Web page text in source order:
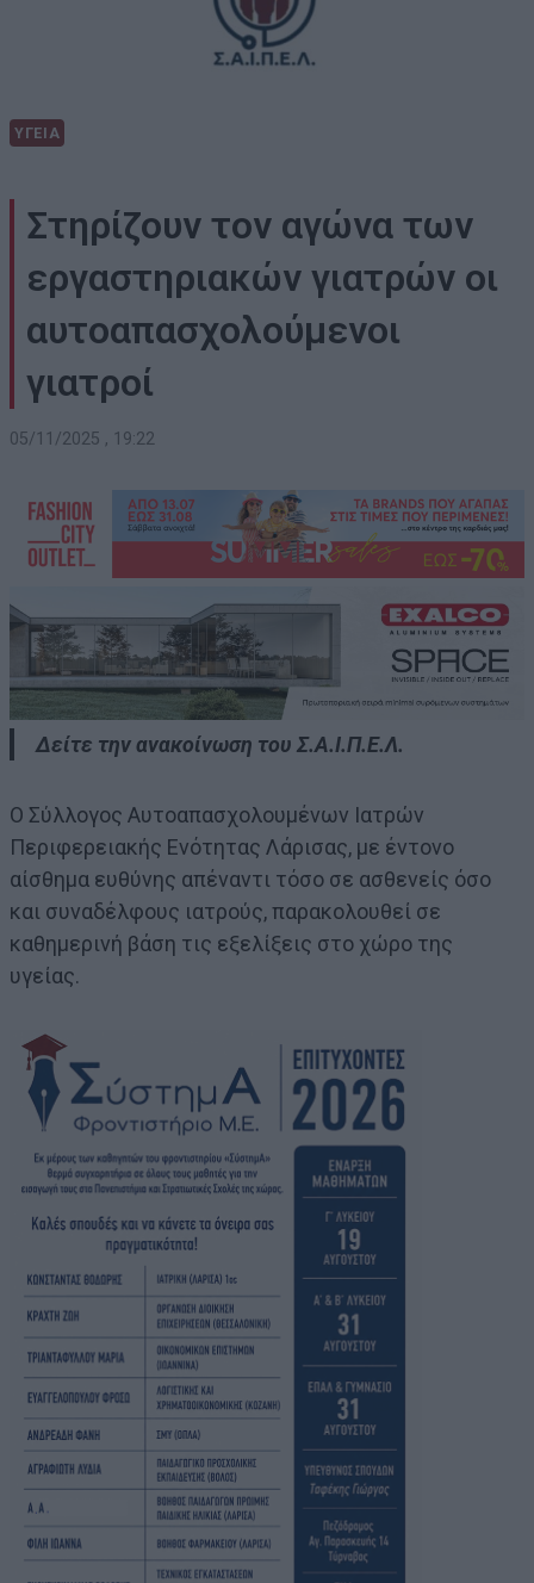
ΥΓΕΙΑ
Στηρίζουν τον αγώνα των
εργαστηριακών γιατρών οι
αυτοαπασχολούμενοι
γιατροί
05/11/2025 , 19:22
Δείτε την ανακοίνωση του Σ.Α.Ι.Π.Ε.Λ.
Ο Σύλλογος Αυτοαπασχολουμένων Ιατρών
Περιφερειακής Ενότητας Λάρισας, με έντονο
αίσθημα ευθύνης απέναντι τόσο σε ασθενείς όσο
και συναδέλφους ιατρούς, παρακολουθεί σε
καθημερινή βάση τις εξελίξεις στο χώρο της
υγείας.